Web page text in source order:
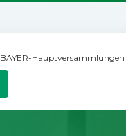
BAYER-Hauptversammlungen